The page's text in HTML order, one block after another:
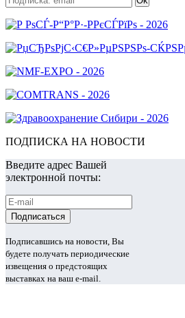
ПОДПИСКА НА НОВОСТИ
Введите адрес Вашей
электронной почты:
Подписавшись на новости, Вы
будете получать периодические
извещения о предстоящих
выставках на ваш e-mail.